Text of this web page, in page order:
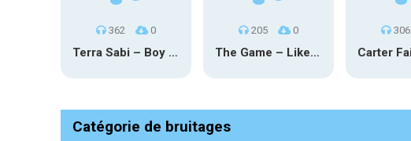
362 0
Terra Sabi – Boy Game X Marcia Cruz
205 0
The Game – Like Father Like Daughter
306
Catégorie de bruitages